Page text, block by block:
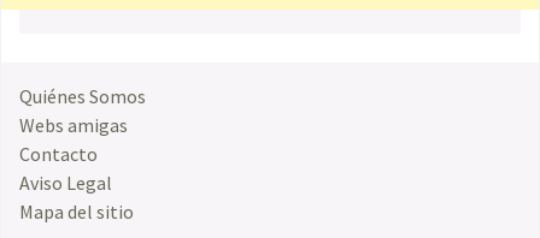
Quiénes Somos
Webs amigas
Contacto
Aviso Legal
Mapa del sitio